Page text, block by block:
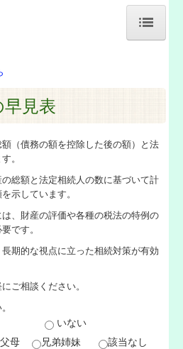
見表
（債務の額を控除した後の額）と法
。
総額と法定相続人の数に基づいて計
示しています。
、財産の評価や各種の税法の特例の
です。
期的な視点に立った相続対策が有効
ご相談ください。
いない
父母 兄弟姉妹 該当なし